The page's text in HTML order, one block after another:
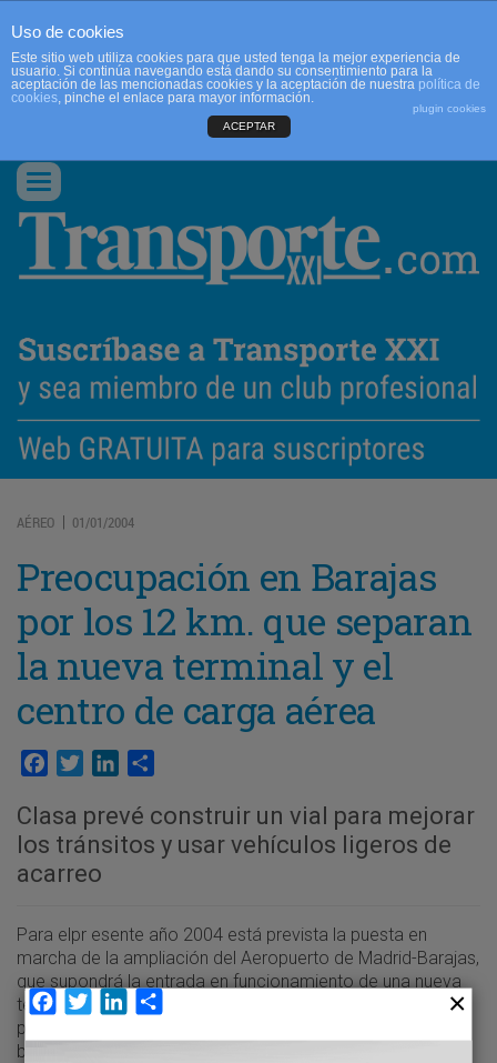
CONTACTO
Conmutar
navegación
AÉREO | 01/01/2004
Preocupación en Barajas
por los 12 km. que separan
la nueva terminal y el
centro de carga aérea
Facebook
TwitterLinkedIn
Clasa prevé construir un vial para mejorar
los tránsitos y usar vehículos ligeros de
acarreo
Para elpr esente año 2004 está prevista la puesta en
marcha de la ampliación del Aeropuerto de Madrid-Barajas,
que supondrá la entrada en funcionamiento de una nueva
terminal. Los operadores de carga han mostrado su
preocupación ante la gran distancia que separará la
bodega del avión y las instalaciones del centro de carga.
Uso de cookies
Este sitio web utiliza cookies para que usted tenga la mejor experiencia de
usuario. Si continúa navegando está dando su consentimiento para la
aceptación de las mencionadas cookies y la aceptación de nuestra política de
cookies, pinche el enlace para mayor información.
plugin cookies
ACEPTAR
Facebook
TwitterLinkedIn